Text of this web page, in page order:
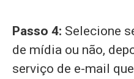
Passo 4: Selecione
de mídia ou não,
serviço de e-mail